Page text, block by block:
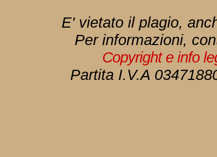
E' vietato il plagio,
Per informazioni,
Copyright e info
Partita I.V.A